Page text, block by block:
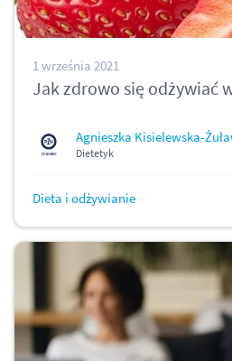
1 września 2021
Jak zdrowo się odżywiać
Agnieszka Kisielewska-
Dietetyk
Dieta i odżywianie